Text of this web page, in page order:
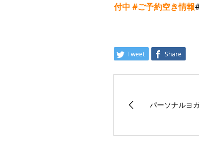
付中 #ご予約空き情報
Tweet Share
パーソナルヨ